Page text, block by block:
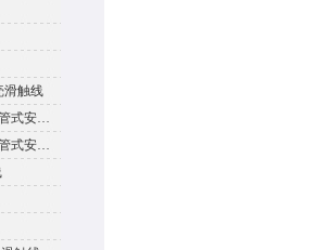
滑触线
DHGJ型铝塑复合型导管式安全滑触线
DHGJ型铝塑复合型导管式安全滑触线